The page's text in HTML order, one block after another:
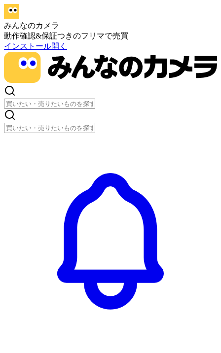
みんなのカメラ
動作確認&保証つきのフリマで売買
インストール開く